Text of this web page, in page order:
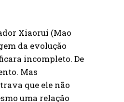
Xiaorui (Mao
da evolução
incompleto. De
Mas
que ele não
uma relação